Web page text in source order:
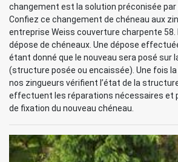
changement est la solution préconisée par
Confiez ce changement de chéneau aux
entreprise Weiss couverture charpente
dépose de chéneaux. Une dépose
étant donné que le nouveau sera posé sur
(structure posée ou encaissée). Une fois
nos zingueurs vérifient l’état de la
effectuent les réparations nécessaires et
de fixation du nouveau chéneau.